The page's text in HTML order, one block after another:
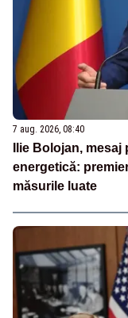
7 aug. 2026, 08:40
Ilie Bolojan,
energetică:
măsurile luate